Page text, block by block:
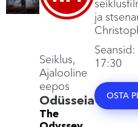
ja
Seansid:
17:30
OSTA
Seiklus,
Ajalooline
eepos
Odüsseia
The